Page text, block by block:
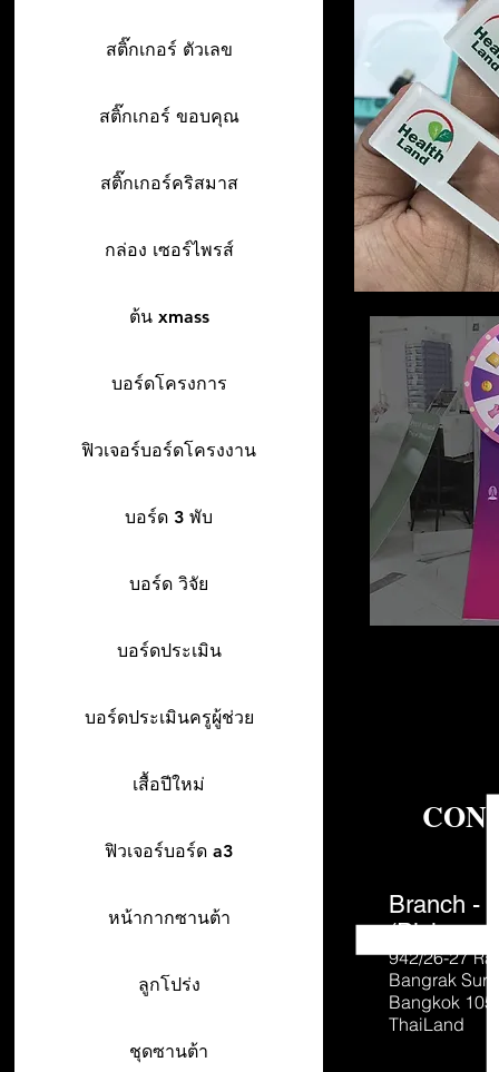
สติ๊กเกอร์ ตัวเลข
สติ๊กเกอร์ ขอบคุณ
สติ๊กเกอร์คริสมาส
กล่อง เซอร์ไพรส์
ต้น xmass
บอร์ดโครงการ
ฟิวเจอร์บอร์ดโครงงาน
บอร์ด 3 พับ
บอร์ด วิจัย
บอร์ดประเมิน
บอร์ดประเมินครูผู้ช่วย
เสื้อปีใหม่
ฟิวเจอร์บอร์ด a3
หน้ากากซานต้า
ลูกโปร่ง
ชุดซานต้า
Branch -
(Pick-up
942/26-27
Bangrak
Bangkok
ThaiLand